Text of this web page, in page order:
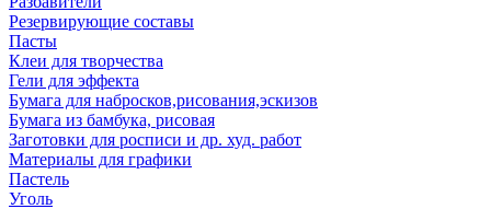
Резервирующие составы
Пасты
Клеи для творчества
Гели для эффекта
Бумага для набросков,рисования,эскизов
Бумага из бамбука, рисовая
Заготовки для росписи и др. худ. работ
Материалы для графики
Пастель
Уголь